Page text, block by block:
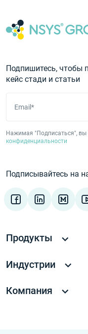
Подпишитесь, чтобы
кейс стади и статьи
Email*
Нажимая "Подписаться", вы
конфиденциальности
Подписывайтесь на
Продукты
Индустрии
Компания